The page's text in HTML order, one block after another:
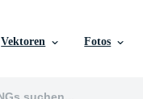
Vektoren Fotos